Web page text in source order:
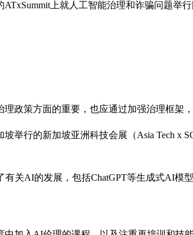
上就人工智能治理和诈骗问题举
政策方面的重要，也应通过加强治理框架
举行的新加坡亚洲科技会展（Asia Tech x
关AI的发展，包括ChatGPT等生成式AI